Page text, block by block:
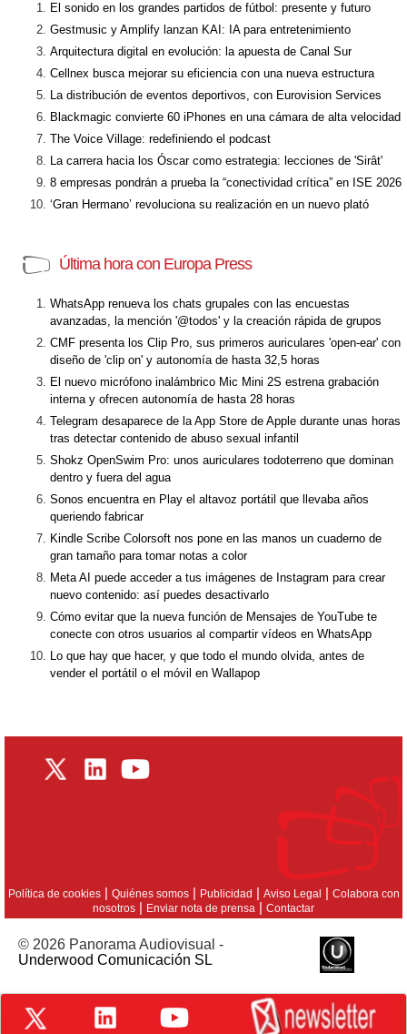
El sonido en los grandes partidos de fútbol: presente y futuro
Gestmusic y Amplify lanzan KAI: IA para entretenimiento
Arquitectura digital en evolución: la apuesta de Canal Sur
Cellnex busca mejorar su eficiencia con una nueva estructura
La distribución de eventos deportivos, con Eurovision Services
Blackmagic convierte 60 iPhones en una cámara de alta velocidad
The Voice Village: redefiniendo el podcast
La carrera hacia los Óscar como estrategia: lecciones de 'Sirât'
8 empresas pondrán a prueba la “conectividad crítica” en ISE 2026
‘Gran Hermano’ revoluciona su realización en un nuevo plató
Última hora con Europa Press
WhatsApp renueva los chats grupales con las encuestas
avanzadas, la mención '@todos' y la creación rápida de grupos
CMF presenta los Clip Pro, sus primeros auriculares 'open-ear' con
diseño de 'clip on' y autonomía de hasta 32,5 horas
El nuevo micrófono inalámbrico Mic Mini 2S estrena grabación
interna y ofrecen autonomía de hasta 28 horas
Telegram desaparece de la App Store de Apple durante unas horas
tras detectar contenido de abuso sexual infantil
Shokz OpenSwim Pro: unos auriculares todoterreno que dominan
dentro y fuera del agua
Sonos encuentra en Play el altavoz portátil que llevaba años
queriendo fabricar
Kindle Scribe Colorsoft nos pone en las manos un cuaderno de
gran tamaño para tomar notas a color
Meta AI puede acceder a tus imágenes de Instagram para crear
nuevo contenido: así puedes desactivarlo
Cómo evitar que la nueva función de Mensajes de YouTube te
conecte con otros usuarios al compartir vídeos en WhatsApp
Lo que hay que hacer, y que todo el mundo olvida, antes de
vender el portátil o el móvil en Wallapop
Política de cookies| Quiénes somos| Publicidad | Aviso Legal | Colabora con
nosotros | Enviar nota de prensa | Contactar
© 2026 Panorama Audiovisual -
Underwood Comunicación SL